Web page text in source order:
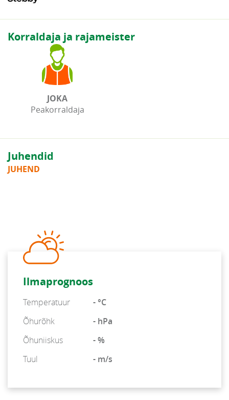
Korraldaja ja rajameister
JOKA
Peakorraldaja
Juhendid
JUHEND
Ilmaprognoos
Temperatuur
- °C
Õhurõhk
- hPa
Õhuniiskus
- %
Tuul
- m/s